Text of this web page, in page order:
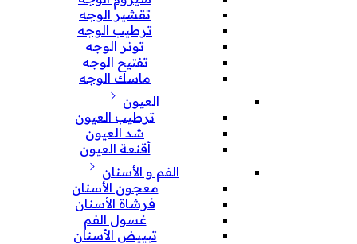
تقشير الوجه
ترطيب الوجه
تونر الوجه
تفتيح الوجه
ماسك الوجه
العيون
ترطيب العيون
شد العيون
أقنعة العيون
الفم و الأسنان
معجون الأسنان
فرشاة الأسنان
غسول الفم
تبييض الأسنان